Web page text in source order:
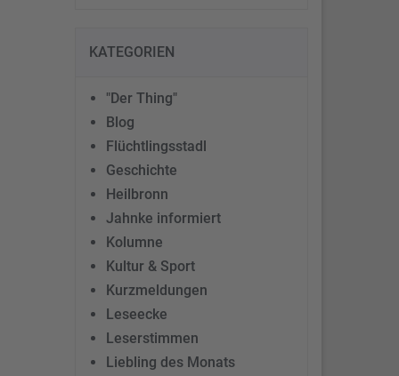
KATEGORIEN
"Der Thing"
Blog
Flüchtlingsstadl
Geschichte
Heilbronn
Jahnke informiert
Kolumne
Kultur & Sport
Kurzmeldungen
Leseecke
Leserstimmen
Liebling des Monats